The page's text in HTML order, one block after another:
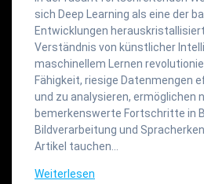
sich Deep Learning als eine der
Entwicklungen
Verständnis von künstlicher
maschinellem Lernen
Fähigkeit, riesige Datenmengen
und zu analysieren, ermöglichen
bemerkenswerte Fortschritte in
Bildverarbeitung und
Artikel tauchen…
Weiterlesen